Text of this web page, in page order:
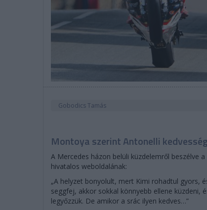
Gobodics Tamás
Montoya szerint Antonelli
A Mercedes házon belüli küzdelemről beszélve
hivatalos weboldalának:
„A helyzet bonyolult, mert Kimi rohadtul gyors,
seggfej, akkor sokkal könnyebb ellene
legyőzzük. De amikor a srác ilyen kedves…”